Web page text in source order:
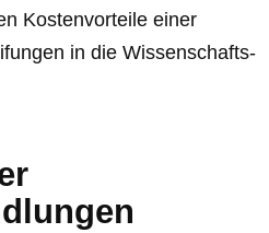
Kostenvorteile einer
in die Wissenschafts-